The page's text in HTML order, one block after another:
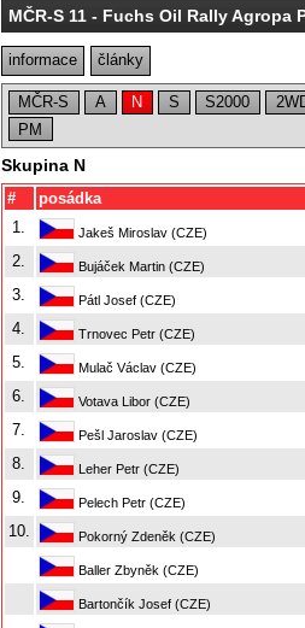
MČR-S 11- Fuchs Oil Rally Agropa
informace články
MČR-S A N S S2000
PM
Skupina N
#
posádka
1.
Jakeš Miroslav (CZE)
2. Bujáček Martin (CZE)
3. Pátl Josef (CZE)
4. Trnovec Petr (CZE)
5. Mulač Václav (CZE)
6. Votava Libor (CZE)
7. Pešl Jaroslav (CZE)
8. Leher Petr (CZE)
9. Pelech Petr (CZE)
10. Pokorný Zdeněk (CZE)
Baller Zbyněk (CZE)
Bartončík Josef (CZE)